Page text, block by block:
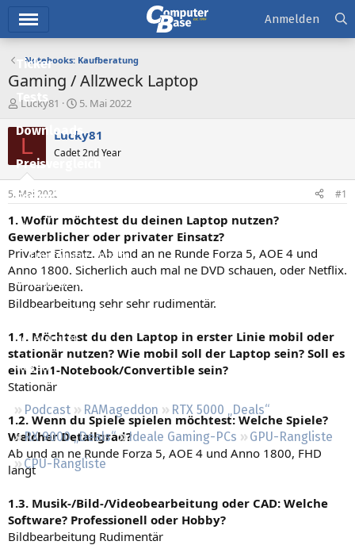
Ticker
Tests
Downloads
Preisvergleich
Forum
Aktuelles
Empfohlene Inhalte
Neue Beiträge
Neueste Aktivitäten
Leserartikel
Regeln
Podcast RAMageddon
RTX 5000 „Deals“
RX 9000 „Deals“
Ideale Gaming-PCs
GPU-Rangliste
CPU-Rangliste
Anmelden
Notebooks: Kaufberatung
Gaming / Allzweck Laptop
E
s
e
l
e
r
Lucky81
E
s
t
e
t
a
5. Mai 2022
L Lucky81
Cadet 2nd Year
5. Mai 2022 #1
1. Wofür möchtest du deinen Laptop nutzen?
Gewerblicher oder privater Einsatz?
Privater Einsatz. Ab und an ne Runde Forza 5, AOE 4 und
Anno 1800. Sicherlich auch mal ne DVD schauen, oder Netflix.
Büroarbeiten.
Bildbearbeitung sehr sehr rudimentär.
1.1. Möchtest du den Laptop in erster Linie mobil oder
stationär nutzen? Wie mobil soll der Laptop sein? Soll es
ein 2in1-Notebook/Convertible sein?
Stationär
1.2. Wenn du Spiele spielen möchtest: Welche Spiele?
Welcher Detailgrad?
Ab und an ne Runde Forza 5, AOE 4 und Anno 1800, FHD
langt
1.3. Musik-/Bild-/Videobearbeitung oder CAD: Welche
Software? Professionell oder Hobby?
Bildbearbeitung Rudimentär